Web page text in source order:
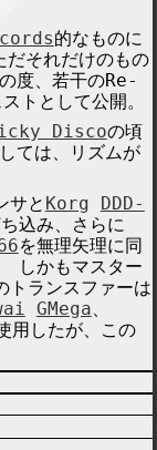
的なものに
だそれだけのもの
度、若干のRe-
トとして公開。
Discoの頃
ては、リズムが
サと Korg
DDD-
込み、さらに
を無理矢理に同
しかもマスター
トランスファーは
GMega、
用したが、この